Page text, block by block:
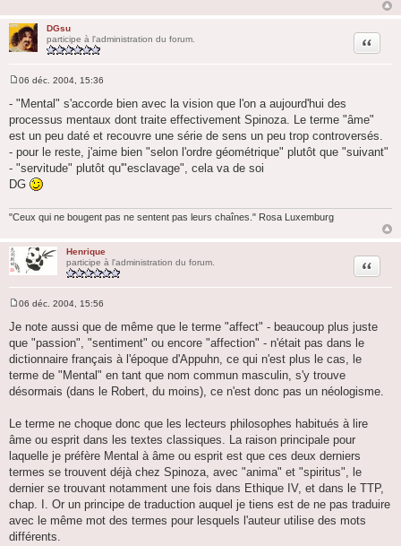
DGsu
participe à l'administration du forum.
Citation
e
s
s
a
g
e
06 déc. 2004, 15:36
- "Mental" s'accorde bien avec la vision que l'on a aujourd'hui des
processus mentaux dont traite effectivement Spinoza. Le terme "âme"
est un peu daté et recouvre une série de sens un peu trop controversés.
- pour le reste, j'aime bien "selon l'ordre géométrique" plutôt que "suivant"
- "servitude" plutôt qu'"esclavage", cela va de soi
DG
"Ceux qui ne bougent pas ne sentent pas leurs chaînes." Rosa Luxemburg
Henrique
participe à l'administration du forum.
Citation
s
s
g
e
06 déc. 2004, 15:56
Je note aussi que de même que le terme "affect" - beaucoup plus juste
que "passion", "sentiment" ou encore "affection" - n'était pas dans le
dictionnaire français à l'époque d'Appuhn, ce qui n'est plus le cas, le
terme de "Mental" en tant que nom commun masculin, s'y trouve
désormais (dans le Robert, du moins), ce n'est donc pas un néologisme.
Le terme ne choque donc que les lecteurs philosophes habitués à lire
âme ou esprit dans les textes classiques. La raison principale pour
laquelle je préfère Mental à âme ou esprit est que ces deux derniers
termes se trouvent déjà chez Spinoza, avec "anima" et "spiritus", le
dernier se trouvant notamment une fois dans Ethique IV, et dans le TTP,
chap. I. Or un principe de traduction auquel je tiens est de ne pas traduire
avec le même mot des termes pour lesquels l'auteur utilise des mots
différents.